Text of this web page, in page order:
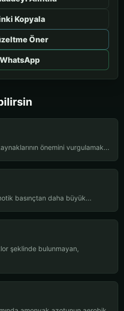
Kopyala
Öner
WhatsApp
önemini vurgulamak...
basınçtan daha büyük...
şeklinde bulunmayan,